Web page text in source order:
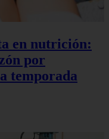
en nutrición:
por
temporada